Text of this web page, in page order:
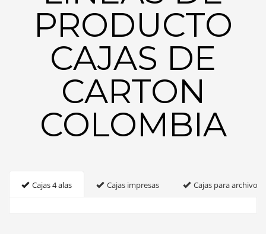
PRODUCTO
CAJAS DE
CARTON
COLOMBIA
Cajas 4 alas Cajas impresas Cajas para archivo